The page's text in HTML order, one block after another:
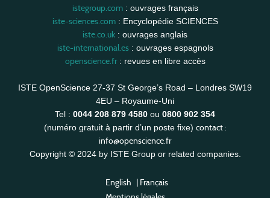
istegroup.com: ouvrages français
iste-sciences.com: Encyclopédie SCIENCES
iste.co.uk : ouvrages anglais
iste-international.es: ouvrages espagnols
openscience.fr: revues en libre accès
ISTE OpenScience 27-37 St George’s Road – Londres SW19
4EU – Royaume-Uni
Tel : 0044 208 879 4580 ou 0800 902 354
(numéro gratuit à partir d’un poste fixe) contact :
info@openscience.fr
Copyright © 2024 by ISTE Group or related companies.
English | Français